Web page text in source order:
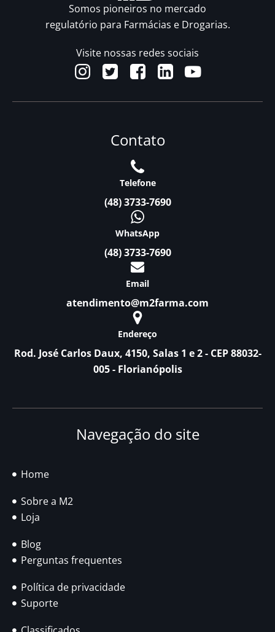
Somos pioneiros no mercado
regulatório para Farmácias e Drogarias.
Visite nossas redes sociais
Contato
Telefone
(48) 3733-7690
WhatsApp
(48) 3733-7690
Email
atendimento@m2farma.com
Endereço
Rod. José Carlos Daux, 4150, Salas 1 e 2 - CEP 88032-
005 - Florianópolis
Navegação do site
Home
Sobre a M2
Loja
Blog
Perguntas frequentes
Política de privacidade
Suporte